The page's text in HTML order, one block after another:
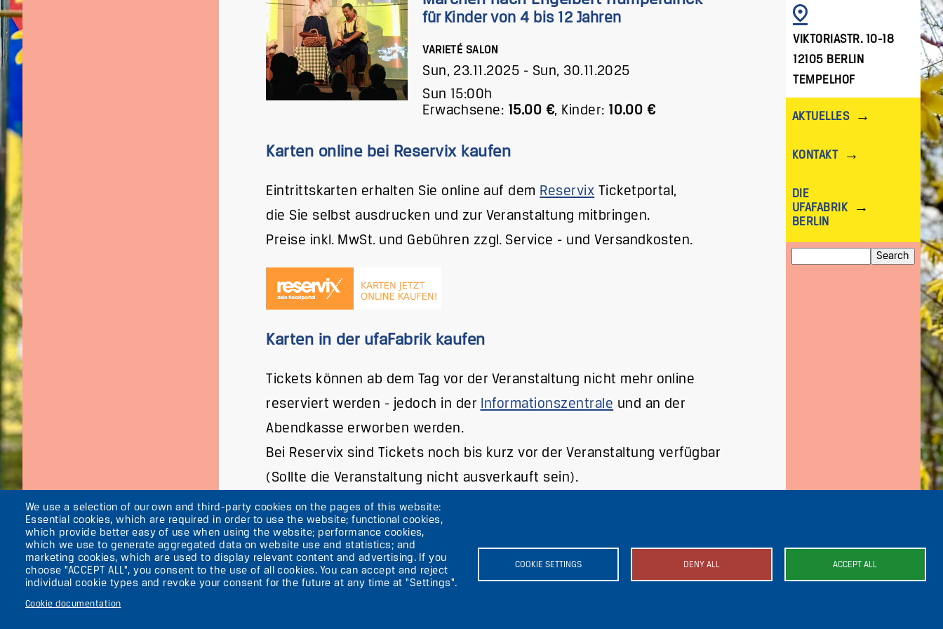
We use a selection of our own and third-party cookies on the pages of this website:
Essential cookies, which are required in order to use the website; functional cookies,
which provide better easy of use when using the website; performance cookies,
which we use to generate aggregated data on website use and statistics; and
marketing cookies, which are used to display relevant content and advertising. If you
choose "ACCEPT ALL", you consent to the use of all cookies. You can accept and reject
individual cookie types and revoke your consent for the future at any time at "Settings".
Cookie documentation
COOKIE SETTINGS DENY ALL ACCEPT ALL
für Kinder von 4 bis 12 Jahren
VARIETÉ SALON
Sun, 23.11.2025 - Sun, 30.11.2025
Sun 15:00h
Erwachsene: 15.00 €, Kinder: 10.00 €
Karten online bei Reservix kaufen
Eintrittskarten erhalten Sie online auf dem Reservix Ticketportal,
die Sie selbst ausdrucken und zur Veranstaltung mitbringen.
Preise inkl. MwSt. und Gebühren zzgl. Service - und Versandkosten.
Karten in der ufaFabrik kaufen
Tickets können ab dem Tag vor der Veranstaltung nicht mehr online
reserviert werden - jedoch in der Informationszentrale und an der
Abendkasse erworben werden.
Bei Reservix sind Tickets noch bis kurz vor der Veranstaltung verfügbar
(Sollte die Veranstaltung nicht ausverkauft sein).
IMAGE
VIKTORIASTR. 10-18
12105 BERLIN
TEMPELHOF
AKTUELLES
KONTAKT
DIE
UFAFABRIK
BERLIN
Secondary
About the ufaFabrik
News